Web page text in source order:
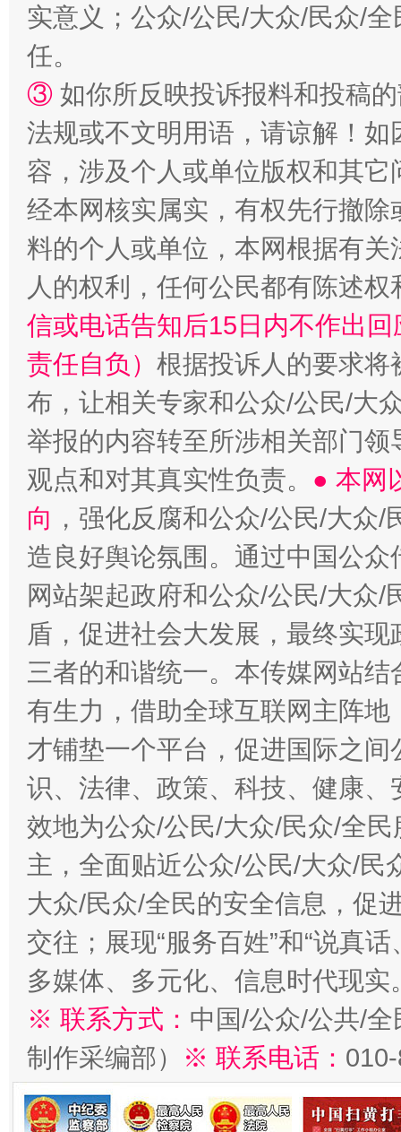
实意义；公众/公民/大众/民众/
任。
③ 如你所反映投诉报料和投稿
法规或不文明用语，请谅解！
容，涉及个人或单位版权和其它
经本网核实属实，有权先行撤
料的个人或单位，本网根据有
人的权利，任何公民都有陈述
信或电话告知后15日内不作出
责任自负） 根据投诉人的要求将
布，让相关专家和公众/公民/大
举报的内容转至所涉相关部门
观点和对其真实性负责。 ● 本网
向 ，强化反腐和公众/公民/大众
造良好舆论氛围。通过中国公
网站架起政府和公众/公民/大众
盾，促进社会大发展，最终实
三者的和谐统一。本传媒网站
有生力，借助全球互联网主阵
才铺垫一个平台，促进国际之
识、法律、政策、科技、健康
效地为公众/公民/大众/民众/全
主，全面贴近公众/公民/大众/民
大众/民众/全民的安全信息，促
交往；展现“服务百姓”和“说真
多媒体、多元化、信息时代现实
※ 联系方式： 中国/公众/公共/
制作采编部）
※ 联系电话：